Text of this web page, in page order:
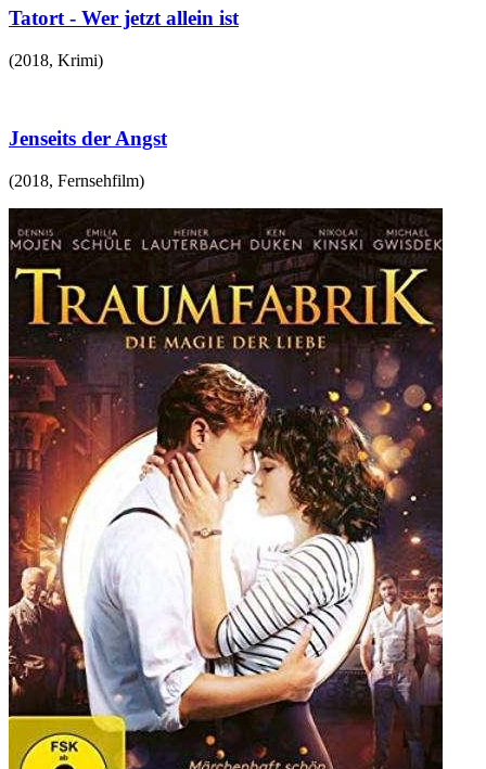
Tatort - Wer jetzt allein ist
(2018, Krimi)
Jenseits der Angst
(2018, Fernsehfilm)